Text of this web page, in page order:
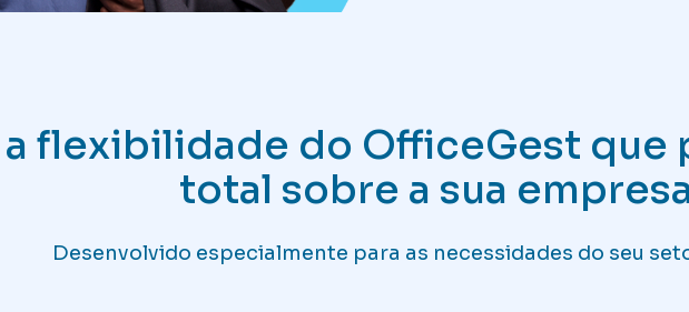
a flexibilidade do OfficeGest
total sobre a sua empresa
Desenvolvido especialmente para as necessidades do seu